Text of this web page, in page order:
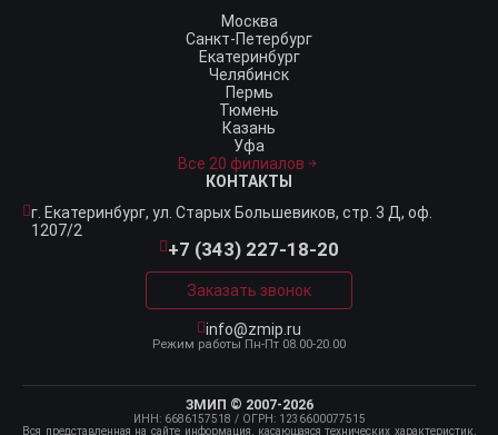
Москва
Санкт-Петербург
Екатеринбург
Челябинск
Пермь
Тюмень
Казань
Уфа
Все 20 филиалов
КОНТАКТЫ
г. Екатеринбург, ул. Старых Большевиков, стр. 3 Д, оф.
1207/2
+7 (343) 227-18-20
Заказать звонок
info@zmip.ru
Режим работы Пн-Пт 08.00-20.00
ЗМИП © 2007-2026
ИНН: 6686157518 / ОГРН: 1236600077515
Вся представленная на сайте информация, касающаяся технических характеристик,